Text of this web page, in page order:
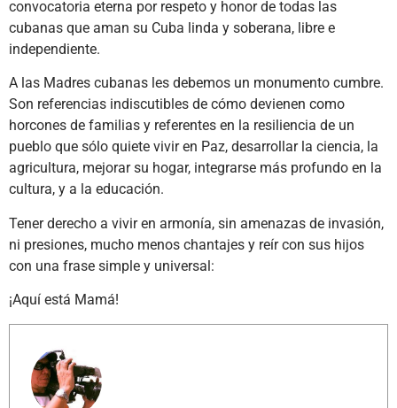
convocatoria eterna por respeto y honor de todas las
cubanas que aman su Cuba linda y soberana, libre e
independiente.
A las Madres cubanas les debemos un monumento cumbre.
Son referencias indiscutibles de cómo devienen como
horcones de familias y referentes en la resiliencia de un
pueblo que sólo quiete vivir en Paz, desarrollar la ciencia, la
agricultura, mejorar su hogar, integrarse más profundo en la
cultura, y a la educación.
Tener derecho a vivir en armonía, sin amenazas de invasión,
ni presiones, mucho menos chantajes y reír con sus hijos
con una frase simple y universal:
¡Aquí está Mamá!